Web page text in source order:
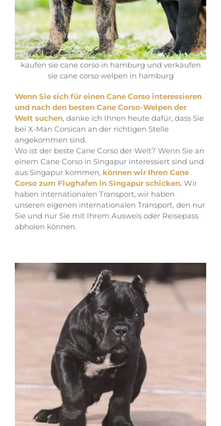
kaufen sie cane corso in hamburg und verkaufen
sie cane corso welpen in hamburg
Wenn Sie sich für einen Cane Corso interessieren
und nach den besten Cane Corso-Welpen der
Welt suchen, danke ich Ihnen heute dafür, dass Sie
bei X-Man Corsican an der richtigen Stelle
angekommen sind.
Wo ist der beste Cane Corso der Welt? Wenn Sie an
einem Cane Corso in Singapur interessiert sind und
aus Singapur kommen, können wir Ihren Cane
Corso zum Flughafen in Singapur schicken. Wir
haben internationalen Transport, wir haben
unseren eigenen internationalen Transport, den nur
Sie und nur Sie mit Ihrem Ausweis oder Reisepass
abholen können.